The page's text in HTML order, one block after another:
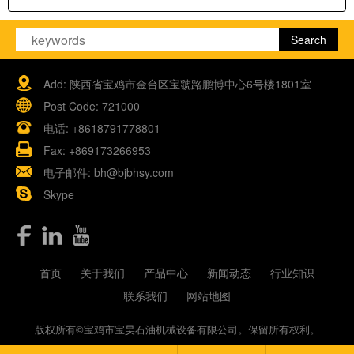
Add: 陕西省宝鸡市金台区宝虢路鹏博中心6号楼1801室
Post Code: 721000
电话: +8618791778801
Fax: +869173266953
电子邮件: bh@bjbhsy.com
Skype
首页 关于我们 产品中心 新闻动态
行业知识
联系我们
网站地图
版权所有©宝鸡市宝昊石油机械设备有限公司。保留所有权利。